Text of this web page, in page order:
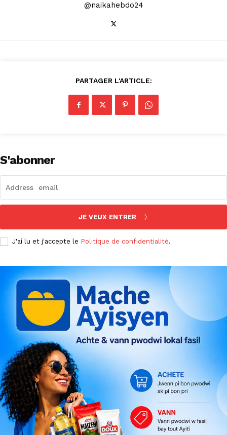
@naikahebdo24
PARTAGER L'ARTICLE:
S'abonner
JE VEUX ENTRER
J'ai lu et j'accepte le Politique de confidentialité.